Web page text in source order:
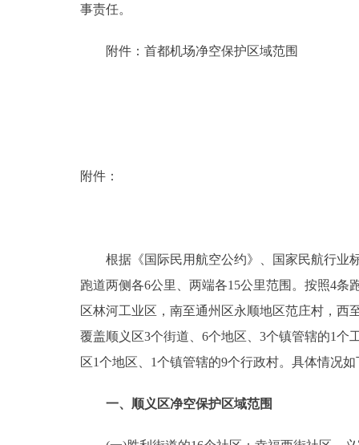
DEUTSCH
事责任。
附件：首都机场净空保护区域范围
附件：
根据《国际民用航空公约》、国家民航行业标
跑道两侧各6公里、两端各15公里范围。按照4条
区林河工业区，南至通州区永顺地区范庄村，西
覆盖顺义区3个街道、6个地区、3个镇管辖的1个
区1个地区、1个镇管辖的9个行政村。具体情况如
一、顺义区净空保护区域范围